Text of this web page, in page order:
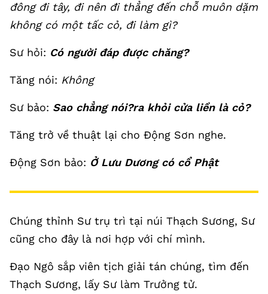
đông đi tây, đi nên đi thẳng đến chỗ muôn dặm
không có một tấc cỏ, đi làm gì?
Sư hỏi: Có người đáp được chăng?
Tăng nói: Không
Sư bảo: Sao chẳng nói?ra khỏi cửa liền là cỏ?
Tăng trở về thuật lại cho Động Sơn nghe.
Động Sơn bảo: Ở Lưu Dương có cổ Phật
Chúng thỉnh Sư trụ trì tại núi Thạch Sương, Sư
cũng cho đây là nơi hợp với chí mình.
Đạo Ngô sắp viên tịch giải tán chúng, tìm đến
Thạch Sương, lấy Sư làm Trưởng tử.